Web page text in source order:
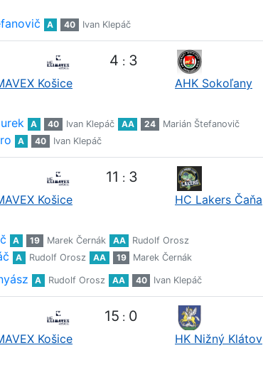
A 40 Ivan Klepáč
Košice
4 : 3
AHK Sokoľany
A 40 Ivan Klepáč AA 24
Marián Štefanovič
A 40 Ivan Klepáč
Košice
11 : 3
HC Lakers Čaňa
A 19 Marek Černák AA
Rudolf Orosz
A Rudolf Orosz AA 19 Marek Černák
A Rudolf Orosz AA 40 Ivan Klepáč
Košice
15 : 0
HK Nižný Klátov